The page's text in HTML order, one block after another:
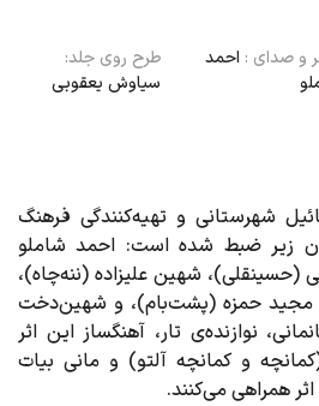
و صدای : احمد
طرح روی جلد:
سیاوش یعقوبی
شهرستانی و تهیه‌کنندگی فرهنگ
زیر ضبط شده است: احمد شاملو
(حسینقلی)، شهین علیزاده (ننه‌چاه)،
مجید حمزه (پشت‌بام)، و شهین‌دخت
نوازنده‌ی تار، آهنگساز این اثر
و کمانچه آلتو) و مانی بیات
همراهی می‌کنند.